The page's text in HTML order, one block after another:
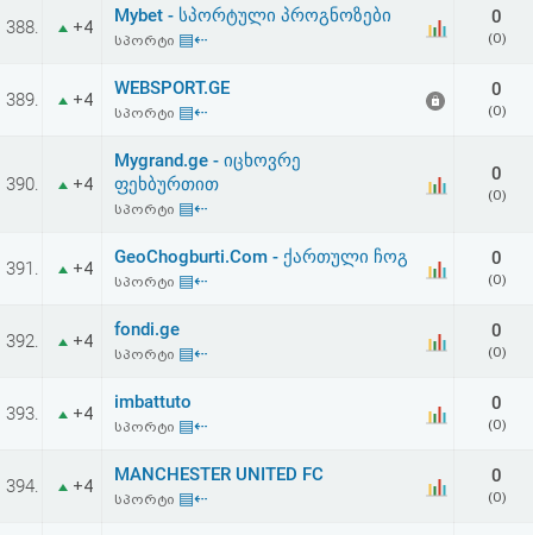
შეთანხმება
უარყოფა
388. +4
Mybet - სპორტული პროგნოზები
სპორტი ▤⇠
0
(0)
389. +4
WEBSPORT.GE
სპორტი ▤⇠
0
(0)
390. +4
Mygrand.ge - იცხოვრე
ფეხბურთით
სპორტი ▤⇠
0
(0)
391. +4
GeoChogburti.Com - ქართული ჩოგ
სპორტი ▤⇠
0
(0)
392. +4
fondi.ge
სპორტი ▤⇠
0
(0)
393. +4
imbattuto
სპორტი ▤⇠
0
(0)
394. +4
MANCHESTER UNITED FC
სპორტი ▤⇠
0
(0)